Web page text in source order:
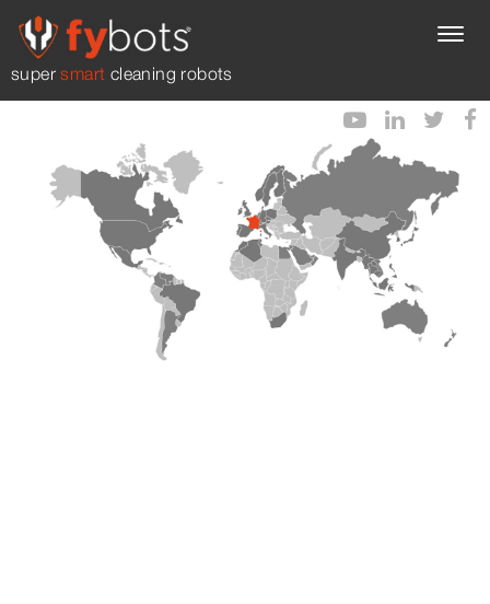
supersmart cleaning robots